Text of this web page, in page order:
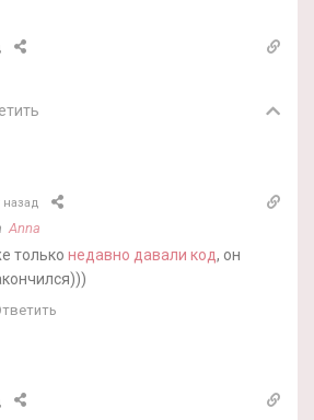
назад
Anna
только недавно давали код, он